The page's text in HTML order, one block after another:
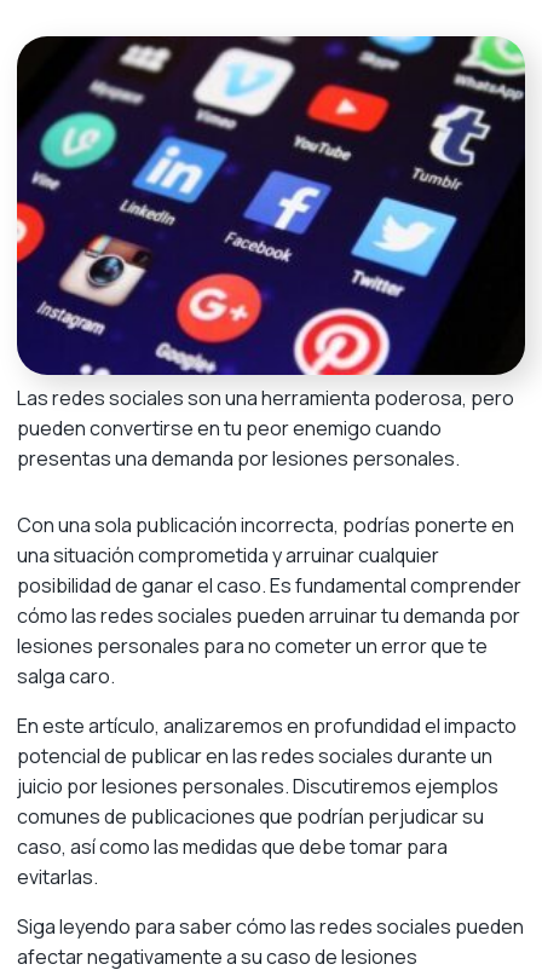
Las redes sociales son una herramienta poderosa, pero
pueden convertirse en tu peor enemigo cuando
presentas una demanda por lesiones personales.
Con una sola publicación incorrecta, podrías ponerte en
una situación comprometida y arruinar cualquier
posibilidad de ganar el caso. Es fundamental comprender
cómo las redes sociales pueden arruinar tu demanda por
lesiones personales para no cometer un error que te
salga caro.
En este artículo, analizaremos en profundidad el impacto
potencial de publicar en las redes sociales durante un
juicio por lesiones personales. Discutiremos ejemplos
comunes de publicaciones que podrían perjudicar su
caso, así como las medidas que debe tomar para
evitarlas.
Siga leyendo para saber cómo las redes sociales pueden
afectar negativamente a su caso de lesiones